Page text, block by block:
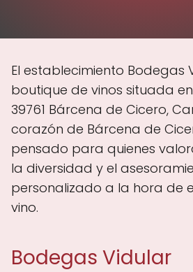
El establecimiento Bodegas
boutique de vinos situada en
39761 Bárcena de Cicero,
corazón de Bárcena de
pensado para quienes
la diversidad y el
personalizado a la hora de
vino.
Bodegas Vidular